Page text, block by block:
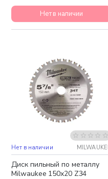
Нет в наличии
Нет в наличии
Диск пильный по металлу
Milwaukee 150x20 Z34